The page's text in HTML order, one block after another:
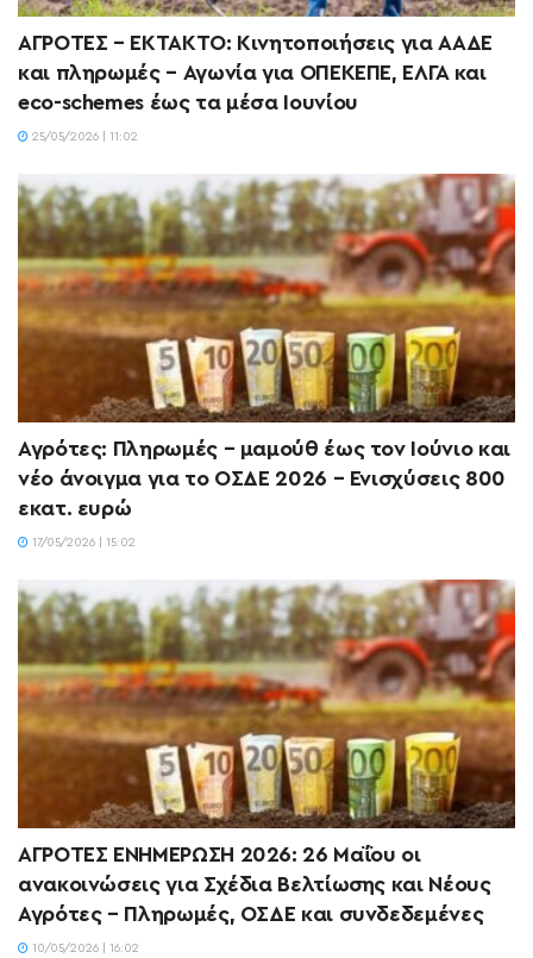
ΑΓΡΟΤΕΣ – ΕΚΤΑΚΤΟ: Κινητοποιήσεις για ΑΑΔΕ
και πληρωμές – Αγωνία για ΟΠΕΚΕΠΕ, ΕΛΓΑ και
eco-schemes έως τα μέσα Ιουνίου
25/05/2026 | 11:02
Αγρότες: Πληρωμές – μαμούθ έως τον Ιούνιο και
νέο άνοιγμα για το ΟΣΔΕ 2026 – Ενισχύσεις 800
εκατ. ευρώ
17/05/2026 | 15:02
ΑΓΡΟΤΕΣ ΕΝΗΜΕΡΩΣΗ 2026: 26 Μαΐου οι
ανακοινώσεις για Σχέδια Βελτίωσης και Νέους
Αγρότες – Πληρωμές, ΟΣΔΕ και συνδεδεμένες
10/05/2026 | 16:02